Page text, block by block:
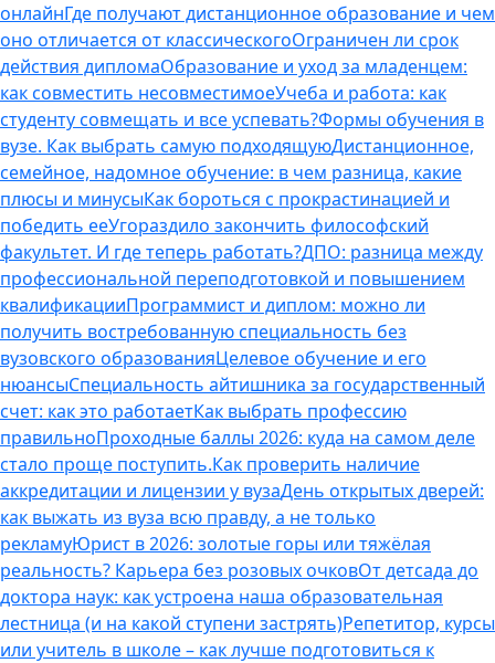
онлайнГде получают дистанционное образование и чем
оно отличается от классическогоОграничен ли срок
действия дипломаОбразование и уход за младенцем:
как совместить несовместимоеУчеба и работа: как
студенту совмещать и все успевать?Формы обучения в
вузе. Как выбрать самую подходящуюДистанционное,
семейное, надомное обучение: в чем разница, какие
плюсы и минусыКак бороться с прокрастинацией и
победить ееУгораздило закончить философский
факультет. И где теперь работать?ДПО: разница между
профессиональной переподготовкой и повышением
квалификацииПрограммист и диплом: можно ли
получить востребованную специальность без
вузовского образованияЦелевое обучение и его
нюансыСпециальность айтишника за государственный
счет: как это работаетКак выбрать профессию
правильноПроходные баллы 2026: куда на самом деле
стало проще поступить.Как проверить наличие
аккредитации и лицензии у вузаДень открытых дверей:
как выжать из вуза всю правду, а не только
рекламуЮрист в 2026: золотые горы или тяжёлая
реальность? Карьера без розовых очковОт детсада до
доктора наук: как устроена наша образовательная
лестница (и на какой ступени застрять)Репетитор, курсы
или учитель в школе – как лучше подготовиться к